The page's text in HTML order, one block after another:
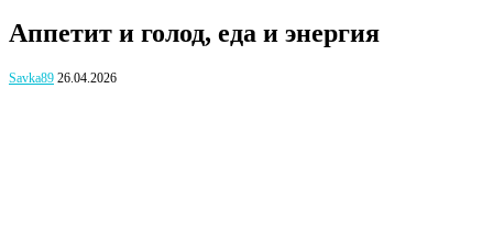
Аппетит и голод, еда и энергия
Savka89 26.04.2026